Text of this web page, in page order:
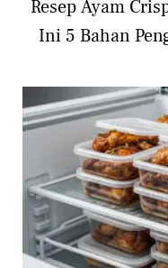
Resep Ayam
Ini 5 Bahan